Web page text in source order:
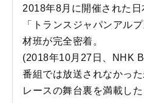
2018年8月に開催された
「トランスジャパンアル
材班が完全密着。
(2018年10月27日、NHK
番組では放送されなかっ
レースの舞台裏を満載し